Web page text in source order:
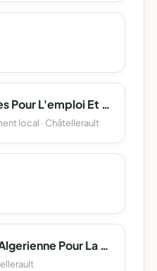
Centre De Ressources Pour L'emploi Et L'activite En Scop ( C.r.e.a.scop )
local · Châtellerault
Association Franco-Algerienne Pour La Protection Des Droits Acquis